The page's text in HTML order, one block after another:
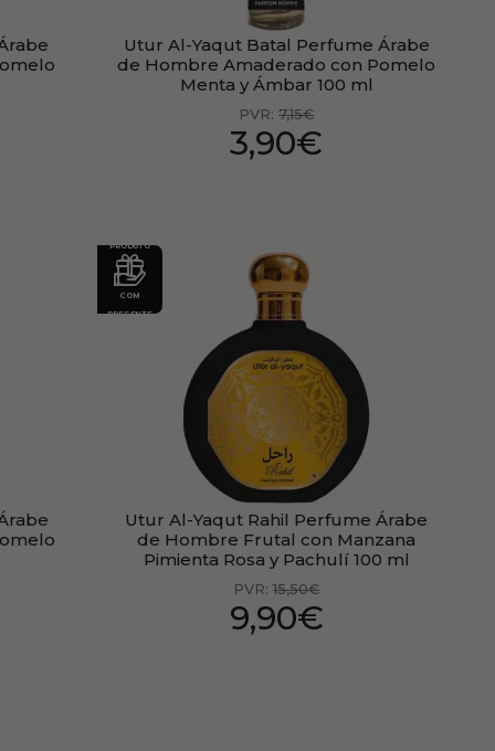
Utur Al-Yaqut Batal Perfume Árabe
de Hombre Amaderado con Pomelo
Menta y Ámbar 100 ml
PVR:7,15€
3,90€
PRODUTO
COM
PRESENTE
Utur Al-Yaqut Rahil Perfume Árabe
de Hombre Frutal con Manzana
Pimienta Rosa y Pachulí 100 ml
PVR:15,50€
9,90€